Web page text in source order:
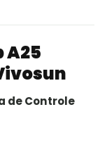
de Controle